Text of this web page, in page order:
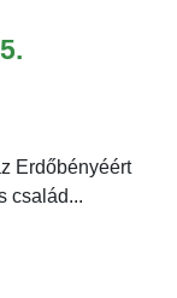
Erdőbényéért
család...